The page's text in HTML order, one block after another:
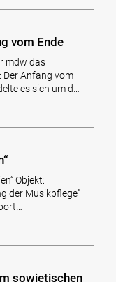
vom Ende
mdw das
Der Anfang vom
es sich um d…
Objekt:
der Musikpflege"
sowjetischen